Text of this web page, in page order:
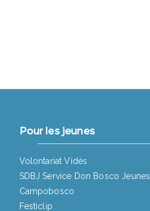
Pour les jeunes
Volontariat Vidès
SDBJ Service Don Bosco Jeunes
Campobosco
Festiclip